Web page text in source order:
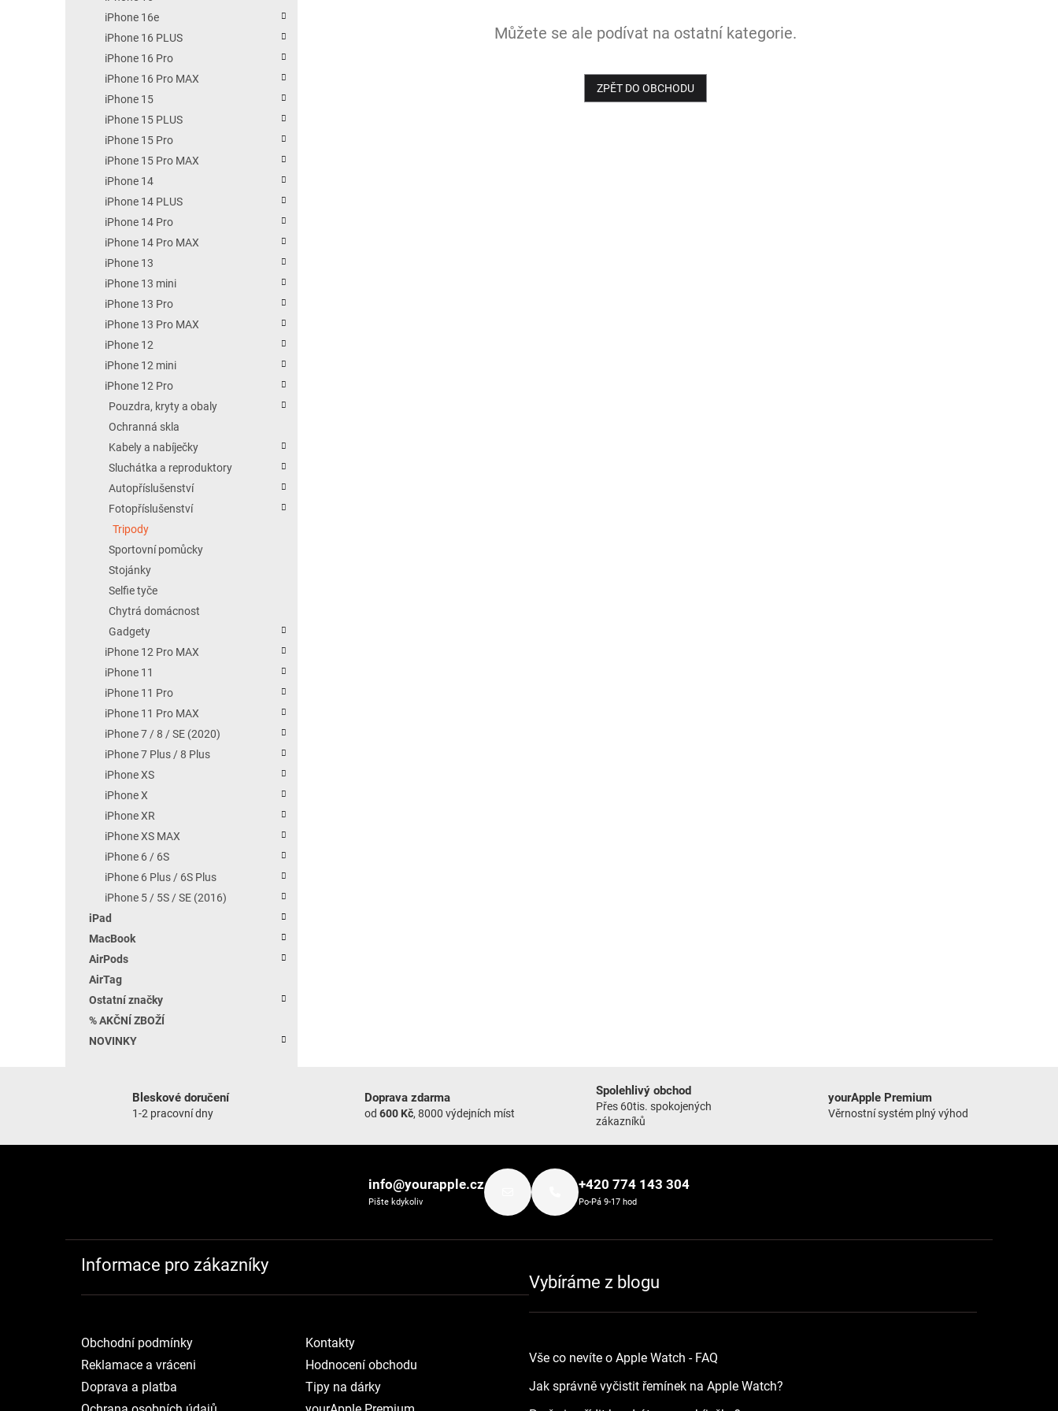
iPhone 16e
iPhone 16 PLUS
iPhone 16 Pro
iPhone 16 Pro MAX
iPhone 15
iPhone 15 PLUS
iPhone 15 Pro
iPhone 15 Pro MAX
iPhone 14
iPhone 14 PLUS
iPhone 14 Pro
iPhone 14 Pro MAX
iPhone 13
iPhone 13 mini
iPhone 13 Pro
iPhone 13 Pro MAX
iPhone 12
iPhone 12 mini
iPhone 12 Pro
Pouzdra, kryty a obaly
Ochranná skla
Kabely a nabíječky
Sluchátka a reproduktory
Autopříslušenství
Fotopříslušenství
Tripody
Sportovní pomůcky
Stojánky
Selfie tyče
Chytrá domácnost
Gadgety
iPhone 12 Pro MAX
iPhone 11
iPhone 11 Pro
iPhone 11 Pro MAX
iPhone 7 / 8 / SE (2020)
iPhone 7 Plus / 8 Plus
iPhone XS
iPhone X
iPhone XR
iPhone XS MAX
iPhone 6 / 6S
iPhone 6 Plus / 6S Plus
iPhone 5 / 5S / SE (2016)
iPad
MacBook
AirPods
AirTag
Ostatní značky
% AKČNÍ ZBOŽÍ
NOVINKY
Můžete se ale podívat na ostatní kategorie.
ZPĚT DO OBCHODU
Bleskové doručení
1-2 pracovní dny
Doprava zdarma
od 600 Kč, 8000 výdejních míst
Spolehlivý obchod
Přes 60tis. spokojených
zákazníků
yourApple Premium
Věrnostní systém plný výhod
info@yourapple.cz
Pište kdykoliv
+420 774 143 304
Po-Pá 9-17 hod
Informace pro zákazníky
Obchodní podmínky
Reklamace a vráceni
Doprava a platba
Kontakty
Hodnocení obchodu
Tipy na dárky
Vybíráme z blogu
Vše co nevíte o Apple Watch - FAQ
Jak správně vyčistit řemínek na Apple Watch?